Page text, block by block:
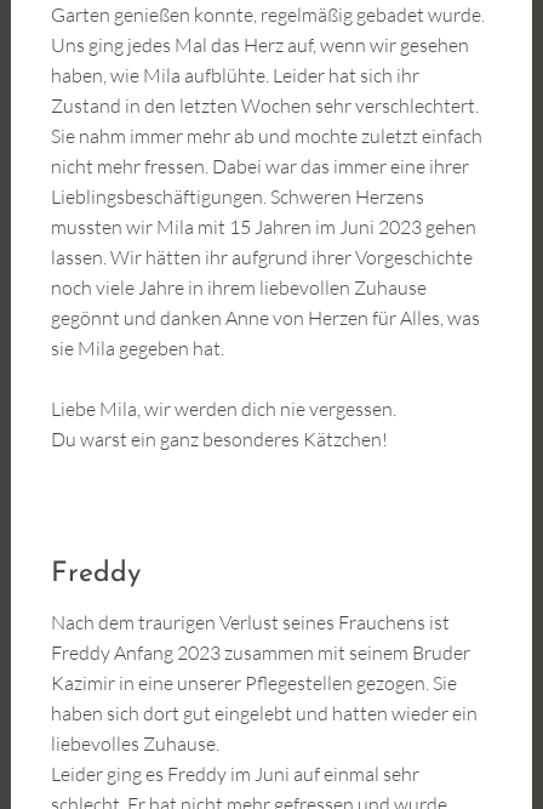
Garten genießen konnte, regelmäßig gebadet wurde.
Uns ging jedes Mal das Herz auf, wenn wir gesehen
haben, wie Mila aufblühte. Leider hat sich ihr
Zustand in den letzten Wochen sehr verschlechtert.
Sie nahm immer mehr ab und mochte zuletzt einfach
nicht mehr fressen. Dabei war das immer eine ihrer
Lieblingsbeschäftigungen. Schweren Herzens
mussten wir Mila mit 15 Jahren im Juni 2023 gehen
lassen. Wir hätten ihr aufgrund ihrer Vorgeschichte
noch viele Jahre in ihrem liebevollen Zuhause
gegönnt und danken Anne von Herzen für Alles, was
sie Mila gegeben hat.
Liebe Mila, wir werden dich nie vergessen.
Du warst ein ganz besonderes Kätzchen!
Freddy
Nach dem traurigen Verlust seines Frauchens ist
Freddy Anfang 2023 zusammen mit seinem Bruder
Kazimir in eine unserer Pflegestellen gezogen. Sie
haben sich dort gut eingelebt und hatten wieder ein
liebevolles Zuhause.
Leider ging es Freddy im Juni auf einmal sehr
schlecht. Er hat nicht mehr gefressen und wurde